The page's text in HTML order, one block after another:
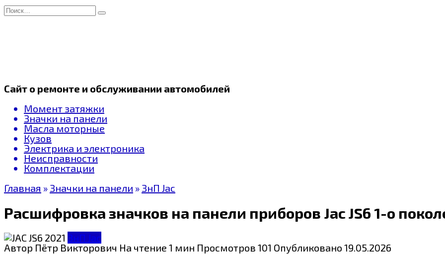
Перейти
к
Search
for:
Сайт о ремонте и обслуживании автомобилей
Момент затяжки
Значки на панели
Масла моторные
Кузов
Электрика и электроника
Неисправности
Комплектации
Главная » Значки на панели » ЗнП Jac
Расшифровка значков на панели приборов Jac JS6 1-о
ЗнП Jac
Автор Пётр Викторович На чтение 1 мин Просмотров 101 Опубликовано 19.05.2026